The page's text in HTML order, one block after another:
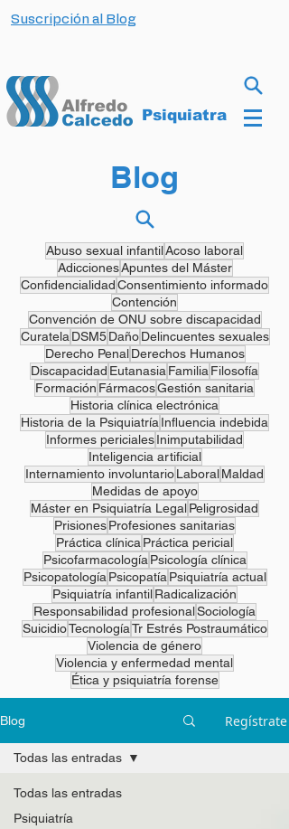
Suscripción al Blog
Psiquiatra
Blog
Abuso sexual infantilAcoso laboral
AdiccionesApuntes del Máster
ConfidencialidadConsentimiento informado
Contención
Convención de ONU sobre discapacidad
Curatela DSM5 Daño Delincuentes sexuales
Derecho Penal Derechos Humanos
Discapacidad Eutanasia Familia Filosofía
Formación FármacosGestión sanitaria
Historia clínica electrónica
Historia de la Psiquiatría Influencia indebida
Informes pericialesInimputabilidad
Inteligencia artificial
Internamiento involuntarioLaboralMaldad
Medidas de apoyo
Máster en Psiquiatría LegalPeligrosidad
PrisionesProfesiones sanitarias
Práctica clínica Práctica pericial
Psicofarmacología Psicología clínica
Psicopatología Psicopatía Psiquiatría actual
Psiquiatría infantilRadicalización
Responsabilidad profesionalSociología
SuicidioTecnologíaTr Estrés Postraumático
Violencia de género
Violencia y enfermedad mental
Ética y psiquiatría forense
Blog Regístrate
Todas las entradas
Psiquiatría
Todas las entradas